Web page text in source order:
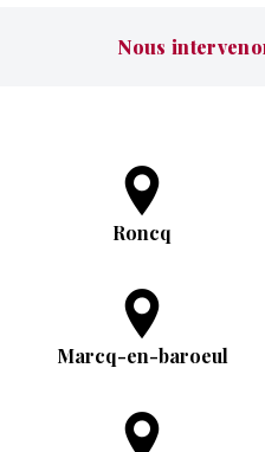
Nous
Roncq
Marcq-en-baroeul